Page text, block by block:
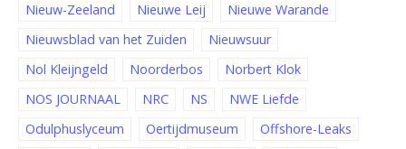
Nieuw-Zeeland
Nieuwe Leij
Nieuwe Warande
Nieuwsblad van het Zuiden
Nieuwsuur
Nol Kleijngeld
Noorderbos
Norbert Klok
NOS JOURNAAL
NRC NS
NWE Liefde
Odulphuslyceum
Oertijdmuseum
Offshore-Leaks